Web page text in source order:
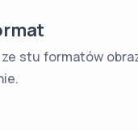
stu formatów